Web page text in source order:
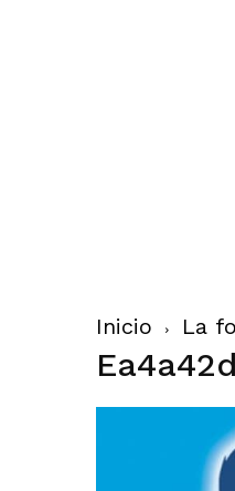
Inicio La